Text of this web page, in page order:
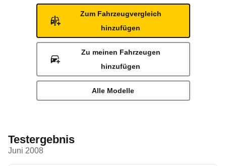
Zum Fahrzeugvergleich
hinzufügen
Zu meinen Fahrzeugen
hinzufügen
Alle Modelle
Testergebnis
Juni 2008